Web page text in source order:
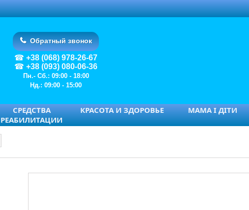
Обратный звонок
+38 (068) 978-26-67
+38 (093) 080-06-36
Пн.- Сб.: 09:00 - 18:00
Нд.: 09:00 - 15:00
СРЕДСТВА
РЕАБИЛИТАЦИИ
КРАСОТА И ЗДОРОВЬЕ МАМА І ДІТИ